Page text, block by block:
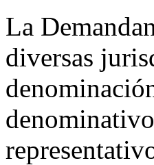
La
diversas